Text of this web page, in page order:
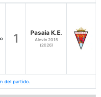
1 Pasaia K.E.
Alevín 2015
(2026)
del partido.